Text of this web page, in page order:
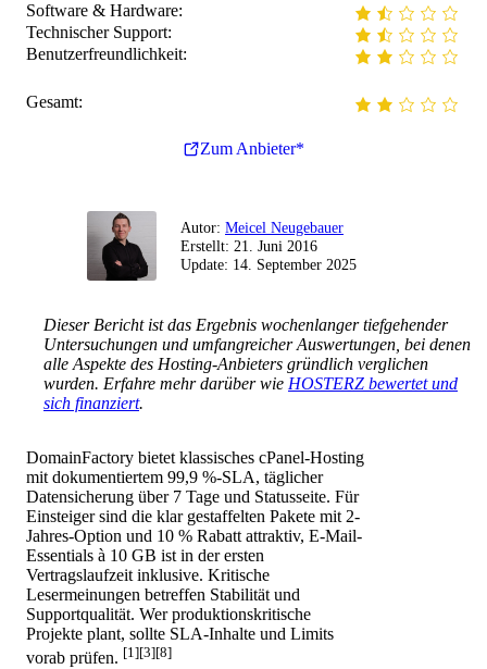
Software & Hardware:
Technischer Support:
Benutzerfreundlichkeit:
Gesamt:
Zum Anbieter*
Autor: Meicel Neugebauer
Erstellt: 21. Juni 2016
Update: 14. September 2025
Dieser Bericht ist das Ergebnis wochenlanger tiefgehender
Untersuchungen und umfangreicher Auswertungen, bei denen
alle Aspekte des Hosting-Anbieters gründlich verglichen
wurden. Erfahre mehr darüber wie HOSTERZ bewertet und
sich finanziert.
DomainFactory bietet klassisches cPanel-Hosting
mit dokumentiertem 99,9 %-SLA, täglicher
Datensicherung über 7 Tage und Statusseite. Für
Einsteiger sind die klar gestaffelten Pakete mit 2-
Jahres-Option und 10 % Rabatt attraktiv, E-Mail-
Essentials à 10 GB ist in der ersten
Vertragslaufzeit inklusive. Kritische
Lesermeinungen betreffen Stabilität und
Supportqualität. Wer produktionskritische
Projekte plant, sollte SLA-Inhalte und Limits
vorab prüfen. [1][3][8]